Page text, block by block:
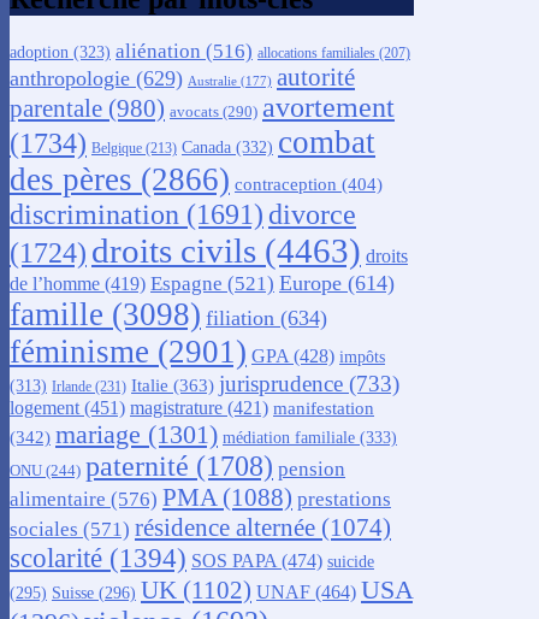
adoption (323) aliénation (516) allocations familiales (207)
anthropologie (629) Australie (177) autorité
parentale (980) avocats (290) avortement
(1734) Belgique (213) Canada (332) combat
des pères (2866) contraception (404)
discrimination (1691) divorce
(1724) droits civils (4463) droits
de l’homme (419) Espagne (521) Europe (614)
famille (3098) filiation (634)
féminisme (2901) GPA (428) impôts
(313) Irlande (231) Italie (363) jurisprudence (733)
logement (451) magistrature (421) manifestation
(342) mariage (1301) médiation familiale (333)
ONU (244) paternité (1708) pension
alimentaire (576) PMA(1088) prestations
sociales (571) résidence alternée (1074)
scolarité (1394) SOS PAPA(474) suicide
(295) Suisse (296) UK (1102) UNAF (464) USA